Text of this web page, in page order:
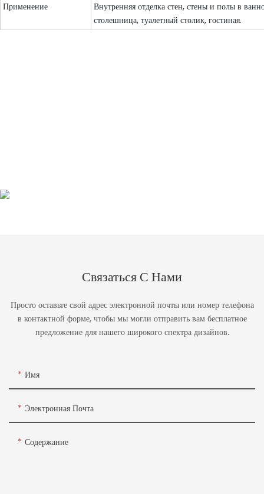
Применение
Внутренняя отделка стен, стены и полы в
столешница, туалетный столик, гостиная.
Связаться С Нами
Просто оставьте свой адрес электронной почты или номер телефона
в контактной форме, чтобы мы могли отправить вам бесплатное
предложение для нашего широкого спектра дизайнов.
Имя
Электронная Почта
Содержание